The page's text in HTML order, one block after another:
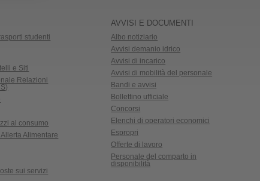
studenti
e Siti
Relazioni
al consumo
Alimentare
sui servizi
AVVISI E DOCUMENTI
Albo notiziario
Avvisi demanio idrico
Avvisi di incarico
Avvisi di mobilità del personale
Bandi e avvisi
Bollettino ufficiale
Concorsi
Elenchi di operatori economici
Espropri
Offerte di lavoro
Personale del comparto in
disponibilità